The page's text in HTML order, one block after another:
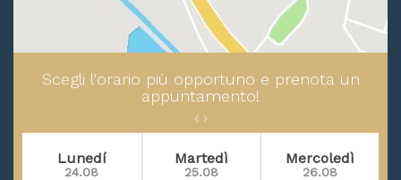
Scegli l'orario più opportuno e prenota un
appuntamento!
Lunedí
24.08
Martedì
25.08
Mercoledì
26.08